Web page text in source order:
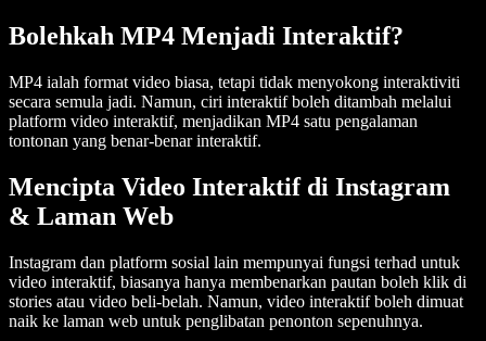
Bolehkah MP4 Menjadi Interaktif?
MP4 ialah format video biasa, tetapi tidak menyokong interaktiviti
secara semula jadi. Namun, ciri interaktif boleh ditambah melalui
platform video interaktif, menjadikan MP4 satu pengalaman
tontonan yang benar-benar interaktif.
Mencipta Video Interaktif di Instagram
& Laman Web
Instagram dan platform sosial lain mempunyai fungsi terhad untuk
video interaktif, biasanya hanya membenarkan pautan boleh klik di
stories atau video beli-belah. Namun, video interaktif boleh dimuat
naik ke laman web untuk penglibatan penonton sepenuhnya.